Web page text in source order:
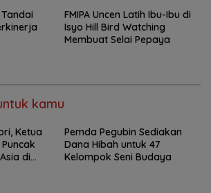
FMIPA Uncen Latih Ibu-Ibu di
Isyo Hill Bird Watching
Membuat Selai Pepaya
kamu
Ketua
di
Pemda Pegubin Sediakan
Dana Hibah untuk 47
Kelompok Seni Budaya